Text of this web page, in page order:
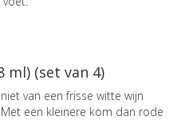
ml) (set van 4)
van een frisse witte wijn
een kleinere kom dan rode